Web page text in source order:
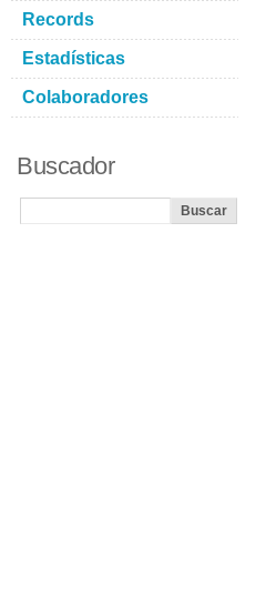
Records
Estadísticas
Colaboradores
Buscador